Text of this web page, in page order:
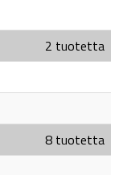
2 tuotetta
8 tuotetta